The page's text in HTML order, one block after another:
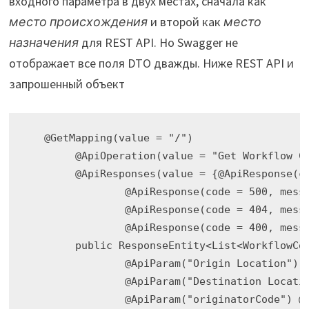
место происхожденияи второй как место
назначениядля REST API. Но Swagger не
отображает все поля DTO дважды. Ниже REST API и
запрошенный объект
   @GetMapping(value = "/")
@ApiOperation(value = "Get Workflow
@ApiResponses(value =
@ApiResponse(code = 500,
@ApiResponse(code = 404,
@ApiResponse(code = 400,
public
@ApiParam("Origin Location")
@ApiParam("Destination
@ApiParam("originatorCode")